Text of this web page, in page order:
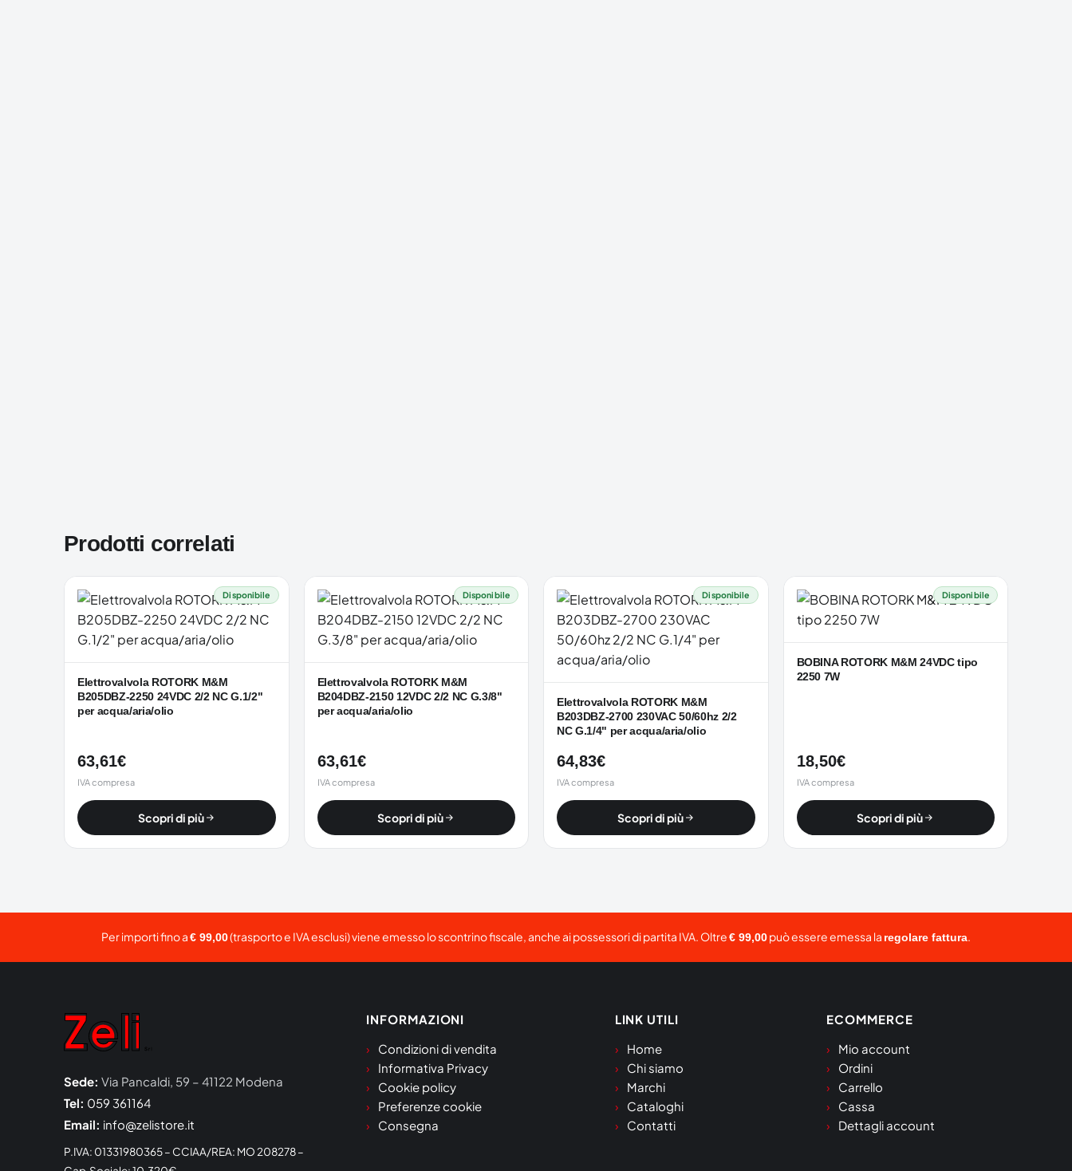
Prodotti correlati
Disponibile
Elettrovalvola ROTORK M&M
B205DBZ-2250 24VDC 2/2 NC G.1/2"
per acqua/aria/olio
63,61€
IVA compresa
Scopri di più
Disponibile
Elettrovalvola ROTORK M&M
B204DBZ-2150 12VDC 2/2 NC G.3/8"
per acqua/aria/olio
63,61€
IVA compresa
Scopri di più
Disponibile
Elettrovalvola ROTORK M&M
B203DBZ-2700 230VAC 50/60hz 2/2
NC G.1/4" per acqua/aria/olio
64,83€
IVA compresa
Scopri di più
Disponibile
BOBINA ROTORK M&M 24VDC tipo
2250 7W
18,50€
IVA compresa
Scopri di più
Per importi fino a€ 99,00(trasporto e IVA esclusi) viene emesso lo scontrino fiscale, anche ai possessori di partita IVA. Oltre€ 99,00può essere emessa la regolare fattura.
Sede: Via Pancaldi, 59 – 41122 Modena
Tel: 059 361164
Email: info@zelistore.it
P.IVA: 01331980365 – CCIAA/REA: MO 208278 –
INFORMAZIONI
Condizioni di vendita
Informativa Privacy
Cookie policy
Preferenze cookie
Consegna
LINK UTILI
Home
Chi siamo
Marchi
Cataloghi
Contatti
ECOMMERCE
Mio account
Ordini
Carrello
Cassa
Dettagli account